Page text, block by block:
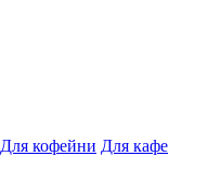
Для кофейни Для кафе